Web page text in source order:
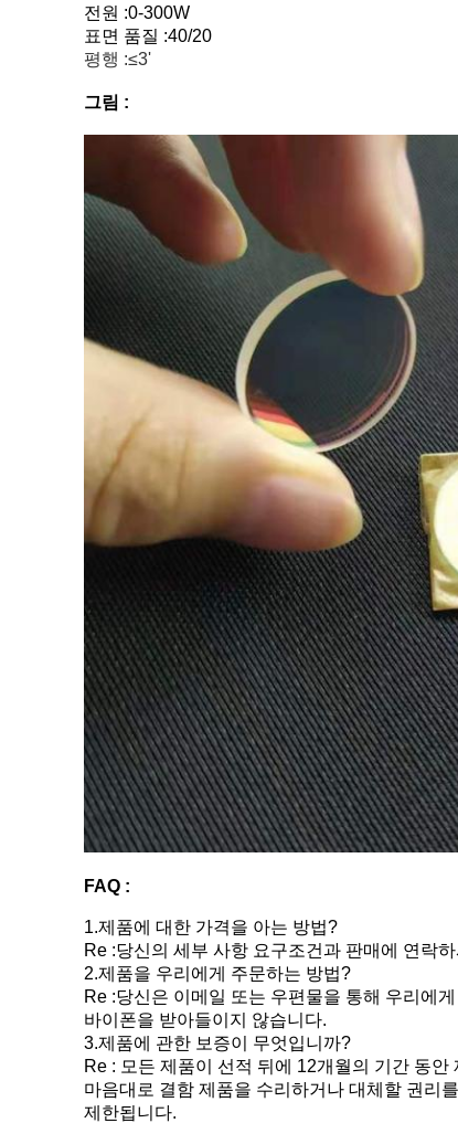
전원 :0-300W
표면 품질 :40/20
평행 :≤3'
그림 :
FAQ :
1.제품에 대한 가격을 아는 방법?
Re :당신의 세부 사항 요구조건과 판매에 연락
2.제품을 우리에게 주문하는 방법?
Re :당신은 이메일 또는 우편물을 통해 우리에
바이폰을 받아들이지 않습니다.
3.제품에 관한 보증이 무엇입니까?
Re : 모든 제품이 선적 뒤에 12개월의 기간 동
마음대로 결함 제품을 수리하거나 대체할 권리
제한됩니다.